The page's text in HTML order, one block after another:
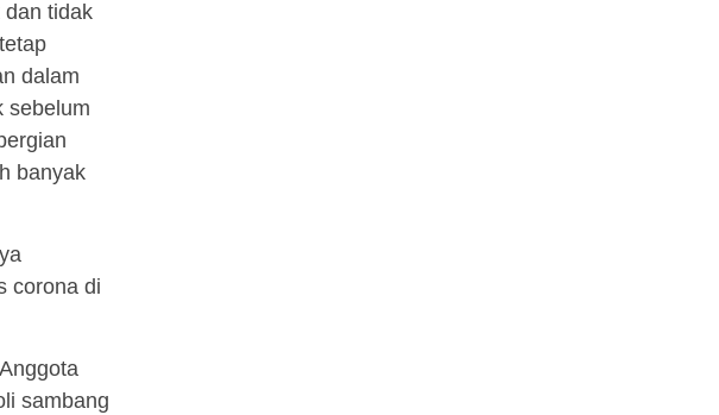
dan tidak
dalam
sebelum
banyak
corona di
sambang